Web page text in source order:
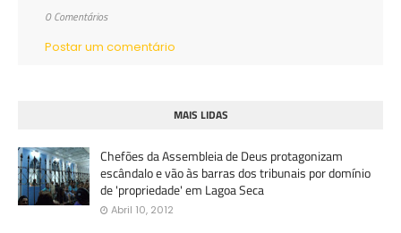
0 Comentários
Postar um comentário
MAIS LIDAS
Chefões da Assembleia de Deus protagonizam
escândalo e vão às barras dos tribunais por domínio
de 'propriedade' em Lagoa Seca
Abril 10, 2012